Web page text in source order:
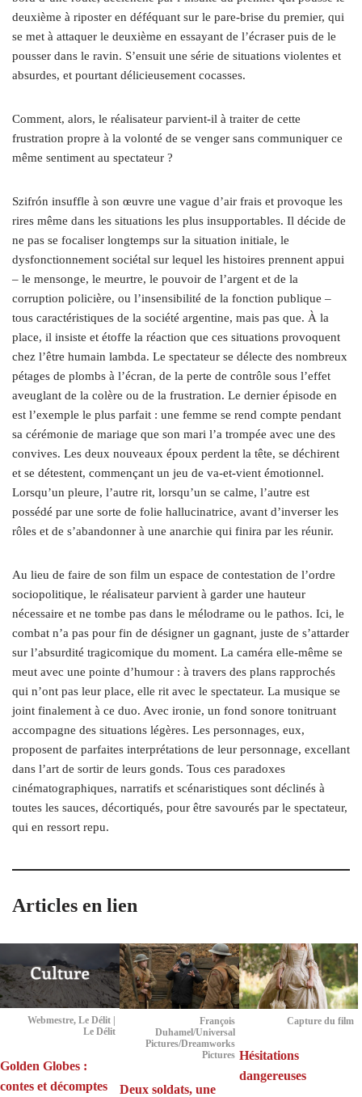
deuxième à riposter en déféquant sur le pare-brise du premier, qui
se met à attaquer le deuxième en essayant de l’écraser puis de le
pousser dans le ravin. S’ensuit une série de situations violentes et
absurdes, et pourtant délicieusement cocasses.
Comment, alors, le réalisateur parvient-il à traiter de cette
frustration propre à la volonté de se venger sans communiquer ce
même sentiment au spectateur ?
Szifrón insuffle à son œuvre une vague d’air frais et provoque les
rires même dans les situations les plus insupportables. Il décide de
ne pas se focaliser longtemps sur la situation initiale, le
dysfonctionnement sociétal sur lequel les histoires prennent appui
– le mensonge, le meurtre, le pouvoir de l’argent et de la
corruption policière, ou l’insensibilité de la fonction publique –
tous caractéristiques de la société argentine, mais pas que. À la
place, il insiste et étoffe la réaction que ces situations provoquent
chez l’être humain lambda. Le spectateur se délecte des nombreux
pétages de plombs à l’écran, de la perte de contrôle sous l’effet
aveuglant de la colère ou de la frustration. Le dernier épisode en
est l’exemple le plus parfait : une femme se rend compte pendant
sa cérémonie de mariage que son mari l’a trompée avec une des
convives. Les deux nouveaux époux perdent la tête, se déchirent
et se détestent, commençant un jeu de va-et-vient émotionnel.
Lorsqu’un pleure, l’autre rit, lorsqu’un se calme, l’autre est
possédé par une sorte de folie hallucinatrice, avant d’inverser les
rôles et de s’abandonner à une anarchie qui finira par les réunir.
Au lieu de faire de son film un espace de contestation de l’ordre
sociopolitique, le réalisateur parvient à garder une hauteur
nécessaire et ne tombe pas dans le mélodrame ou le pathos. Ici, le
combat n’a pas pour fin de désigner un gagnant, juste de s’attarder
sur l’absurdité tragicomique du moment. La caméra elle-même se
meut avec une pointe d’humour : à travers des plans rapprochés
qui n’ont pas leur place, elle rit avec le spectateur. La musique se
joint finalement à ce duo. Avec ironie, un fond sonore tonitruant
accompagne des situations légères. Les personnages, eux,
proposent de parfaites interprétations de leur personnage, excellant
dans l’art de sortir de leurs gonds. Tous ces paradoxes
cinématographiques, narratifs et scénaristiques sont déclinés à
toutes les sauces, décortiqués, pour être savourés par le spectateur,
qui en ressort repu.
Articles en lien
Webmestre, Le Délit |
Le Délit
Golden Globes :
contes et décomptes
François
Duhamel/Universal
Pictures/Dreamworks
Pictures
Deux soldats, une
Capture du film
Hésitations
dangereuses